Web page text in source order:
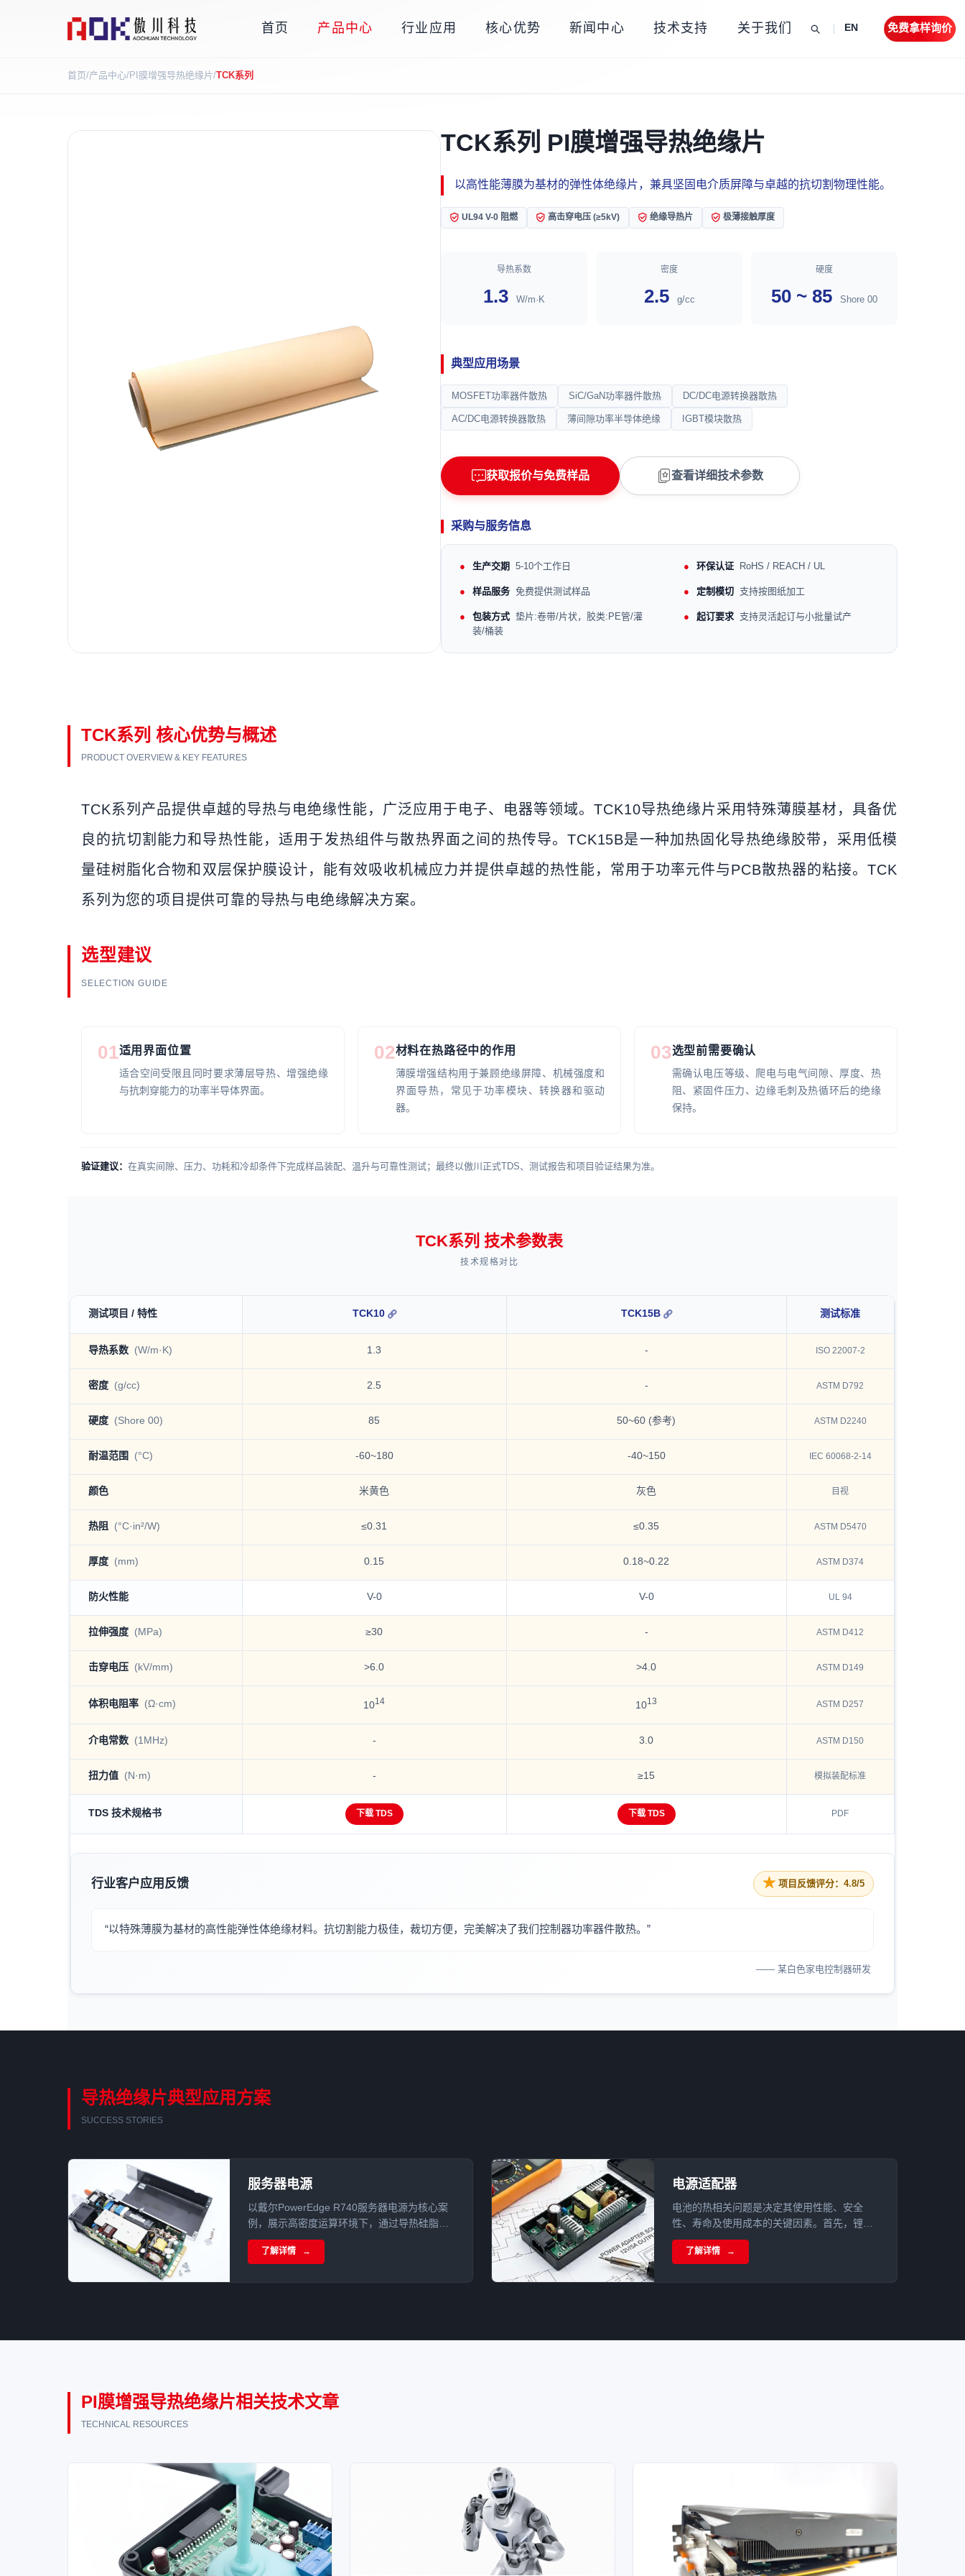
首页 产品中心 行业应用 核心优势 新闻中心 技术支持 关于我们 EN 免费拿样询价
首页/产品中心/ PI膜增强导热绝缘片/TCK系列
TCK系列 PI膜增强导热绝缘片
以高性能薄膜为基材的弹性体绝缘片，兼具坚固电介质屏障与卓越的抗切割物理性能。
UL94 V-0 阻燃 高击穿电压 (≥5kV) 绝缘导热片 极薄接触厚度
导热系数
1.3 W/m·K
密度
2.5 g/cc
硬度
50 ~ 85 Shore 00
典型应用场景
MOSFET功率器件散热 SiC/GaN功率器件散热 DC/DC电源转换器散热
AC/DC电源转换器散热 薄间隙功率半导体绝缘 IGBT模块散热
获取报价与免费样品 查看详细技术参数
采购与服务信息
生产交期 5-10个工作日 环保认证 RoHS / REACH / UL
样品服务 免费提供测试样品 定制模切 支持按图纸加工
包装方式 垫片:卷带/片状，胶类:PE管/灌
装/桶装
起订要求 支持灵活起订与小批量试产
TCK系列 核心优势与概述
PRODUCT OVERVIEW & KEY FEATURES
TCK系列产品提供卓越的导热与电绝缘性能，广泛应用于电子、电器等领域。TCK10导热绝缘片采用特殊薄膜基材，具备优
良的抗切割能力和导热性能，适用于发热组件与散热界面之间的热传导。TCK15B是一种加热固化导热绝缘胶带，采用低模
量硅树脂化合物和双层保护膜设计，能有效吸收机械应力并提供卓越的热性能，常用于功率元件与PCB散热器的粘接。TCK
系列为您的项目提供可靠的导热与电绝缘解决方案。
选型建议
SELECTION GUIDE
01适用界面位置
适合空间受限且同时要求薄层导热、增强绝缘
与抗刺穿能力的功率半导体界面。
02材料在热路径中的作用
薄膜增强结构用于兼顾绝缘屏障、机械强度和
界面导热，常见于功率模块、转换器和驱动
器。
03选型前需要确认
需确认电压等级、爬电与电气间隙、厚度、热
阻、紧固件压力、边缘毛刺及热循环后的绝缘
保持。
验证建议：在真实间隙、压力、功耗和冷却条件下完成样品装配、温升与可靠性测试；最终以傲川正式TDS、测试报告和项目验证结果为准。
TCK系列 技术参数表
技术规格对比
TCK系列 technical specification table
测试项目 / 特性 TCK10 TCK15B 测试标准
导热系数 (W/m·K) 1.3 - ISO 22007-2
密度 (g/cc) 2.5 - ASTM D792
硬度 (Shore 00) 85 50~60 (参考) ASTM D2240
耐温范围 (°C) -60~180 -40~150 IEC 60068-2-14
颜色 米黄色 灰色 目视
热阻 (°C·in²/W) ≤0.31 ≤0.35 ASTM D5470
厚度 (mm) 0.15 0.18~0.22 ASTM D374
防火性能 V-0 V-0 UL 94
拉伸强度 (MPa) ≥30 - ASTM D412
击穿电压 (kV/mm) >6.0 >4.0 ASTM D149
体积电阻率 (Ω·cm) 1014 1013 ASTM D257
介电常数 (1MHz) - 3.0 ASTM D150
扭力值 (N·m) - ≥15 模拟装配标准
TDS 技术规格书 下载 TDS 下载 TDS PDF
行业客户应用反馈 ★ 项目反馈评分：4.8/5
“以特殊薄膜为基材的高性能弹性体绝缘材料。抗切割能力极佳，裁切方便，完美解决了我们控制器功率器件散热。”
—— 某白色家电控制器研发
导热绝缘片典型应用方案
SUCCESS STORIES
服务器电源
以戴尔PowerEdge R740服务器电源为核心案
例，展示高密度运算环境下，通过导热硅脂与
绝缘片的复合应用，实现电源模块热效率突破
与系统稳定性的深度优化。
了解详情
电源适配器
电池的热相关问题是决定其使用性能、安全
性、寿命及使用成本的关键因素。首先，锂离
子电池的温度水平直接影响其使用中的能量与
功率性能。
了解详情
PI膜增强导热绝缘片相关技术文章
TECHNICAL RESOURCES